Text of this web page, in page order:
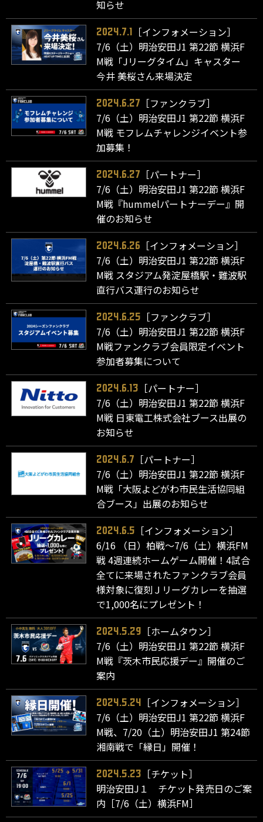
知らせ
2024.7.1
［インフォメーション］
7/6（土）明治安田J1 第22節 横浜F
M戦「Jリーグタイム」キャスター
今井 美桜さん来場決定
2024.6.27
［ファンクラブ］
7/6（土）明治安田J1 第22節 横浜F
M戦 モフレムチャレンジイベント参
加募集！
2024.6.27
［パートナー］
7/6（土）明治安田J1 第22節 横浜F
M戦『hummelパートナーデー』開
催のお知らせ
2024.6.26
［インフォメーション］
7/6（土）明治安田J1 第22節 横浜F
M戦 スタジアム発淀屋橋駅・難波駅
直行バス運行のお知らせ
2024.6.25
［ファンクラブ］
7/6（土）明治安田J1 第22節 横浜F
M戦ファンクラブ会員限定イベント
参加者募集について
2024.6.13
［パートナー］
7/6（土）明治安田J1 第22節 横浜F
M戦 日東電工株式会社ブース出展の
お知らせ
2024.6.7
［パートナー］
7/6（土）明治安田J1 第22節 横浜F
M戦「大阪よどがわ市民生活協同組
合ブース」出展のお知らせ
2024.6.5
［インフォメーション］
6/16 （日）柏戦～7/6（土）横浜FM
戦 4週連続ホームゲーム開催！4試合
全てに来場されたファンクラブ会員
様対象に復刻Ｊリーグカレーを抽選
で1,000名にプレゼント！
2024.5.29
［ホームタウン］
7/6（土）明治安田J1 第22節 横浜F
M戦『茨木市民応援デー』開催のご
案内
2024.5.24
［インフォメーション］
7/6（土）明治安田J1 第22節 横浜F
M戦、7/20（土）明治安田J1 第24節
湘南戦で「縁日」開催！
2024.5.23
［チケット］
明治安田J１ チケット発売日のご案
内［7/6（土）横浜FM］